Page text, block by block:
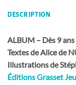
DESCRIPTION
ALBUM – Dès 9 ans
Textes de Alice de
Illustrations de
Éditions Grasset